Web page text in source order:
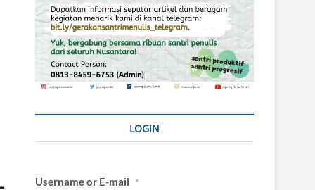
LOGIN
Username or E-mail *